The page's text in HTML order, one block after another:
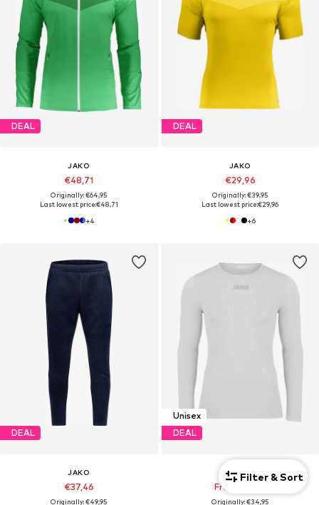
DEAL
JAKO
€48,71
Originally: €64,95
Last lowest price:€48,71
+4
DEAL
JAKO
€29,96
Originally: €39,95
Last lowest price:€29,96
+6
DEAL
JAKO
€37,46
Originally: €49,95
Unisex
DEAL
JAKO
From €26,21
Originally: €34,95
Filter & Sort